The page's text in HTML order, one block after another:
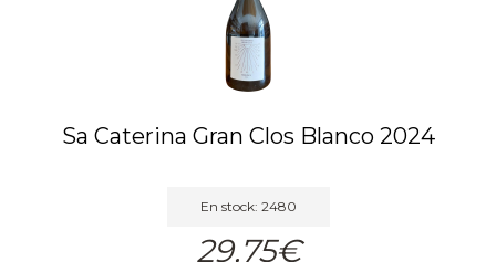
Sa Caterina Gran Clos Blanco 2024
En stock: 2480
29,75€